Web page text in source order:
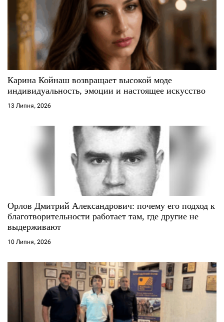
Карина Койнаш возвращает высокой моде
индивидуальность, эмоции и настоящее искусство
13 Липня, 2026
Орлов Дмитрий Александрович: почему его подход к
благотворительности работает там, где другие не
выдерживают
10 Липня, 2026